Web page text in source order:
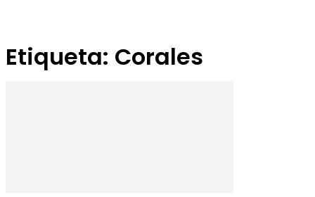
Etiqueta: Corales